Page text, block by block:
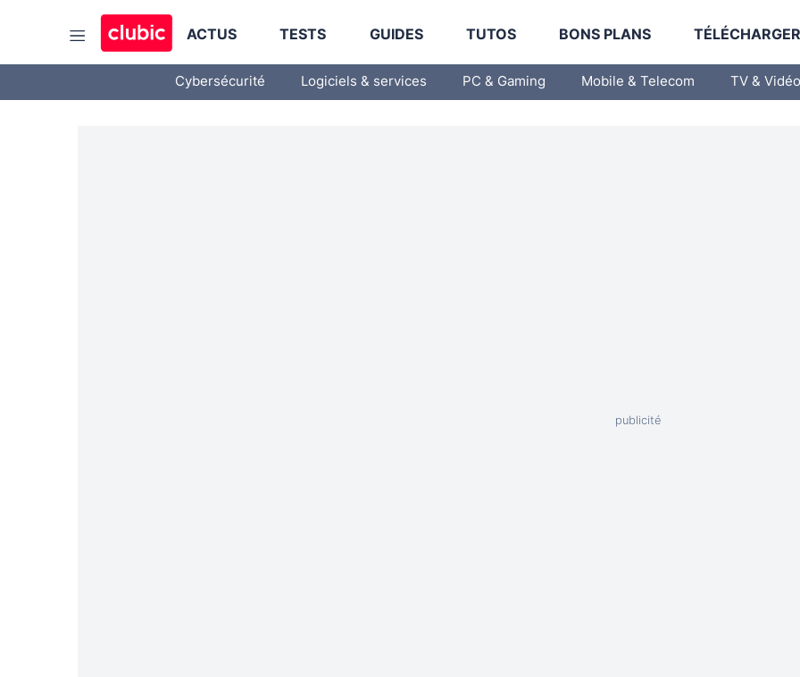
ACTUS TESTS GUIDES TUTOS BONS PLANS
Cybersécurité Logiciels & services PC & Gaming Mobile & Telecom TV & Vidéo